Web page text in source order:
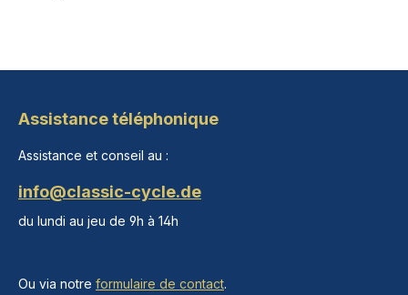
Assistance téléphonique
Assistance et conseil au :
info@classic-cycle.de
du lundi au jeu de 9h à 14h
Ou via notre formulaire de contact.